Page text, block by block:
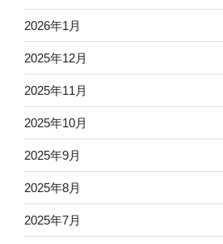
2026年1月
2025年12月
2025年11月
2025年10月
2025年9月
2025年8月
2025年7月